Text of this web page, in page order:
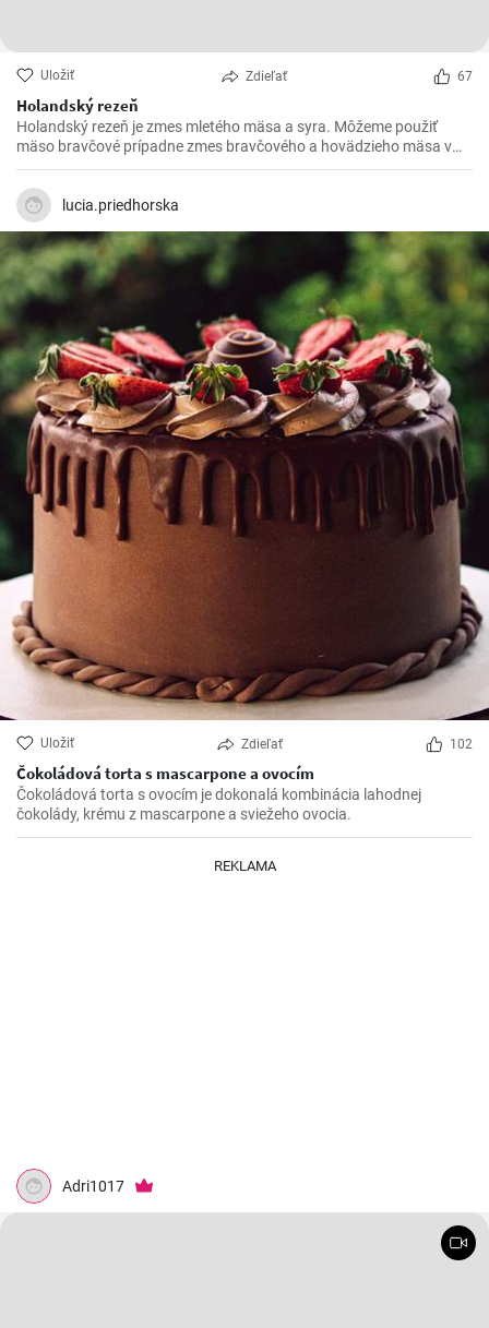
Uložiť Zdieľať 67
Holandský rezeň
Holandský rezeň je zmes mletého mäsa a syra. Môžeme použiť
mäso bravčové prípadne zmes bravčového a hovädzieho mäsa v
pomere 2 : 1.
lucia.priedhorska
Uložiť Zdieľať 102
Čokoládová torta s mascarpone a ovocím
Čokoládová torta s ovocím je dokonalá kombinácia lahodnej
čokolády, krému z mascarpone a sviežeho ovocia.
REKLAMA
Adri1017